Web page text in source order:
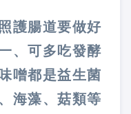
護腸道要做好
、可多吃發酵
噌都是益生菌
海藻、菇類等